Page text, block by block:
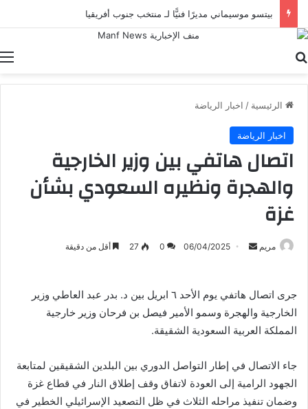
بيتسو موسيماني مديرًا فنيًّا لـ منتخب جنوب أفريقيا
الرئيسية / اخبار الرياضة
اخبار الرياضة
اتصال هاتفي بين وزير الخارجية
والهجرة ونظيره السعودي بشأن
غزة
مريم
أرسل 06/04/2025
0
27 أقل من دقيقة
جرى اتصال هاتفي يوم الأحد ٦ ابريل بين د. بدر عبد العاطي وزير
الخارجية والهجرة وسمو الأمير فيصل بن فرحان وزير خارجية
المملكة العربية السعودية الشقيقة.
جاء الاتصال في إطار التواصل الدوري بين البلدين الشقيقين لمتابعة
الجهود الرامية إلى العودة لاتفاق وقف إطلاق النار في قطاع غزة
وضمان تنفيذ مراحله الثلاث في ظل التصعيد الإسرائيلي الخطير في